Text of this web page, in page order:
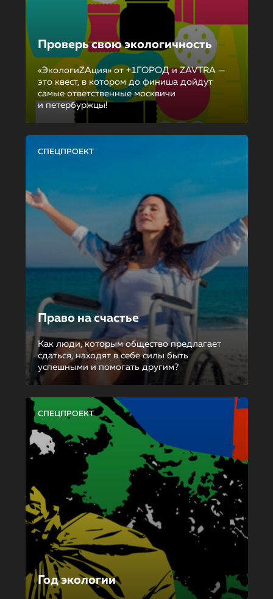
Проверь свою экологичность
«ЭкологиZAция» от +1ГОРОД и ZAVTRA —
это квест, в котором до финиша дойдут
самые ответственные москвичи
и петербуржцы!
СПЕЦПРОЕКТ
Право на счастье
Как люди, которым общество предлагает
сдаться, находят в себе силы быть
успешными и помогать другим?
СПЕЦПРОЕКТ
Год экологии